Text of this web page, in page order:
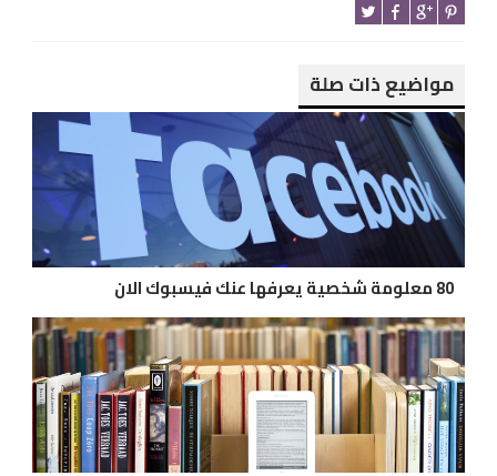
مواضيع ذات صلة
80 معلومة شخصية يعرفها عنك فيسبوك الان